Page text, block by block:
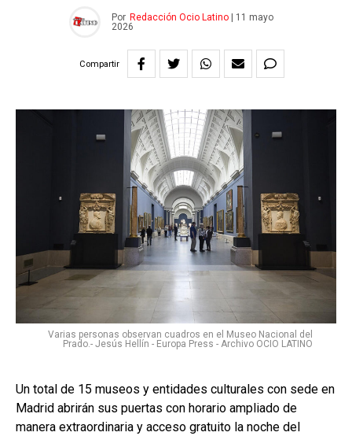
Por Redacción Ocio Latino|
11 mayo
2026
Compartir
Varias personas observan cuadros en el Museo Nacional del
Prado.- Jesús Hellín - Europa Press - Archivo OCIO LATINO
Un total de 15 museos y entidades culturales con sede en
Madrid abrirán sus puertas con horario ampliado de
manera extraordinaria y acceso gratuito la noche del